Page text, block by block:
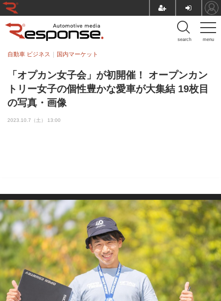
menu
search
「オプカン女子会」が初開催！ オープンカン
トリー女子の個性豊かな愛車が大集結 19枚目
の写真・画像
自動車 ビジネス 国内マーケット
2023.10.7（土） 13:00